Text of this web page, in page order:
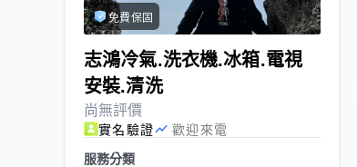
免費保固
志鴻冷氣.洗衣機.冰箱.電視
安裝.清洗
尚無評價
實名驗證
歡迎來電
服務分類